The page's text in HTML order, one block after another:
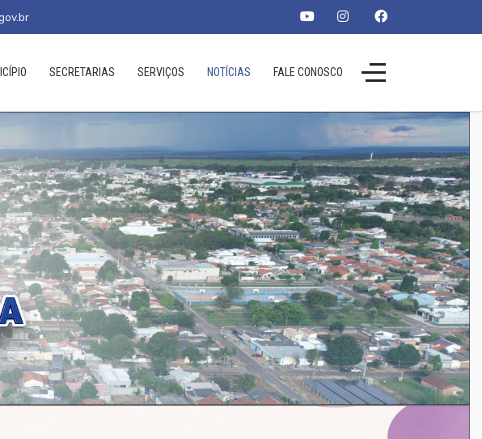
SECRETARIAS SERVIÇOS NOTÍCIAS FALE CONOSCO